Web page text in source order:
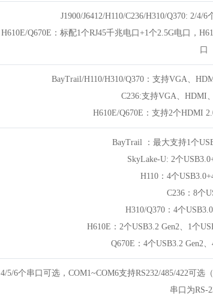
J1900/J6412/H110/C236/H310/Q370: 2/4/
H610E/Q670E：标配1个RJ45千兆电口+1个2.5G电口，
口
BayTrail/H110/H310/Q370：支持VGA、
C236:支持VGA、HDMI
H610E/Q670E：支持2个HDMI
BayTrail ：最大支持1个
SkyLake-U: 2个
H110：4个
C236：8个
H310/Q370：4个
H610E：2个USB3.2 Gen2、1个
Q670E：4个USB3.2 Gen2、
4/5/6个串口可选，COM1~COM6支持RS232/485/422可
串口为RS-